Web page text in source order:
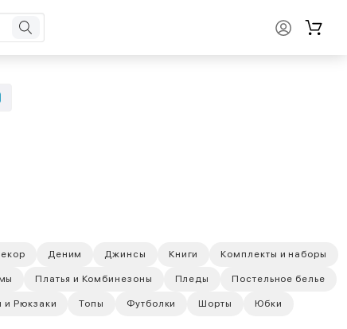
Деним Джинсы Книги Комплекты и наборы
Платья и Комбинезоны Пледы Постельное белье
и Рюкзаки Топы Футболки Шорты Юбки